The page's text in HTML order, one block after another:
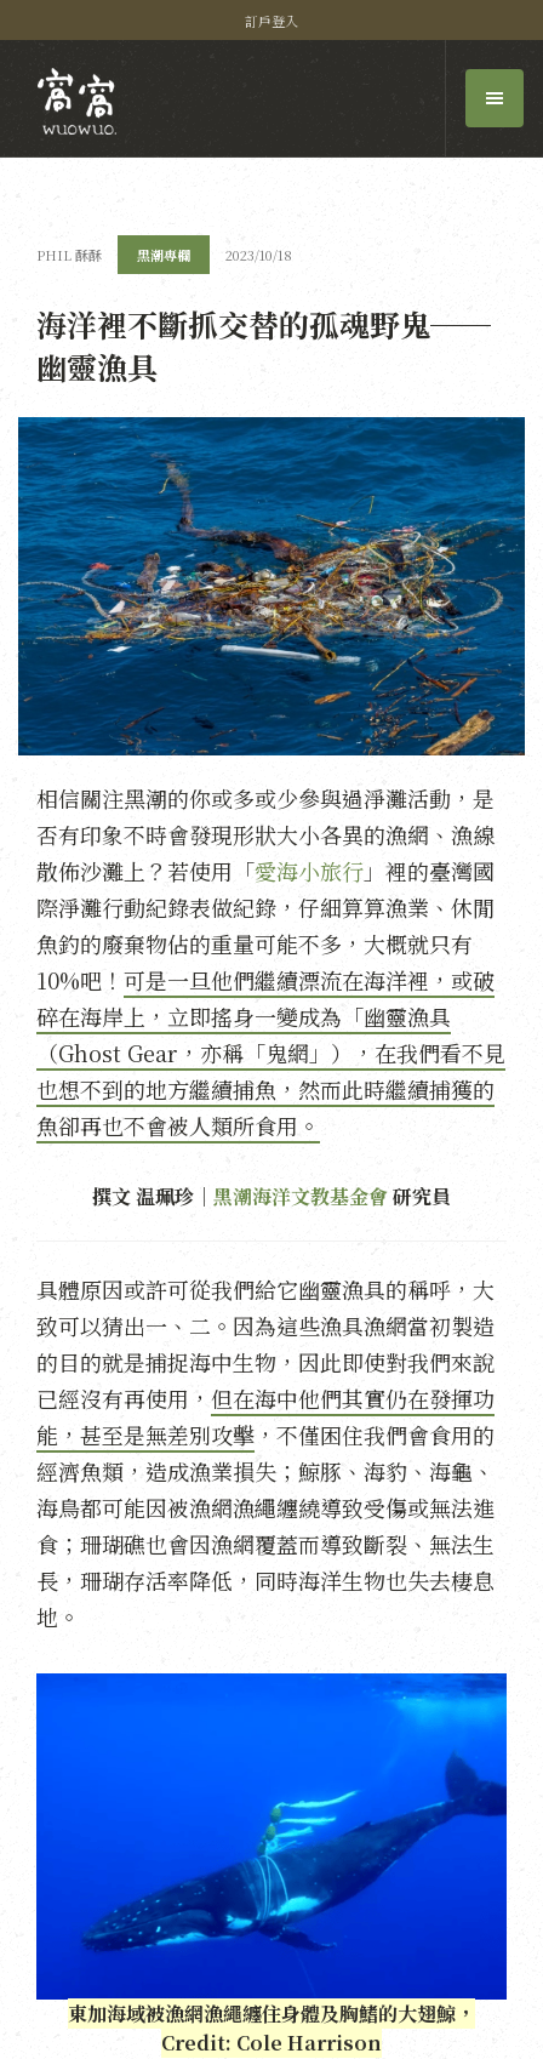
訂戶登入
PHIL 酥酥 黑潮專欄 2023/10/18
海洋裡不斷抓交替的孤魂野鬼──
幽靈漁具
相信關注黑潮的你或多或少參與過淨灘活動，是
否有印象不時會發現形狀大小各異的漁網、漁線
散佈沙灘上？若使用「愛海小旅行」裡的臺灣國
際淨灘行動紀錄表做紀錄，仔細算算漁業、休閒
魚釣的廢棄物佔的重量可能不多，大概就只有
10%吧！ 可是一旦他們繼續漂流在海洋裡，或破
碎在海岸上，立即搖身一變成為「幽靈漁具
（Ghost Gear，亦稱「鬼網」），在我們看不見
也想不到的地方繼續捕魚，然而此時繼續捕獲的
魚卻再也不會被人類所食用。
撰文 温珮珍｜ 黑潮海洋文教基金會研究員
具體原因或許可從我們給它幽靈漁具的稱呼，大
致可以猜出一、二。因為這些漁具漁網當初製造
的目的就是捕捉海中生物，因此即使對我們來說
已經沒有再使用， 但在海中他們其實仍在發揮功
能，甚至是無差別攻擊 ，不僅困住我們會食用的
經濟魚類，造成漁業損失；鯨豚、海豹、海龜、
海鳥都可能因被漁網漁繩纏繞導致受傷或無法進
食；珊瑚礁也會因漁網覆蓋而導致斷裂、無法生
長，珊瑚存活率降低，同時海洋生物也失去棲息
地。
東加海域被漁網漁繩纏住身體及胸鰭的大翅鯨，
Credit: Cole Harrison